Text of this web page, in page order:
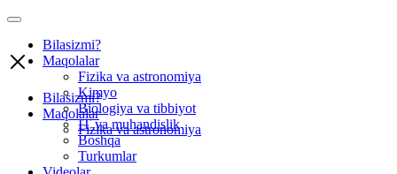
Bilasizmi?
Maqolalar
Fizika va astronomiya
Kimyo
Biologiya va tibbiyot
IT va muhandislik
Boshqa
Turkumlar
Bilasizmi?
Maqolalar
Fizika va astronomiya